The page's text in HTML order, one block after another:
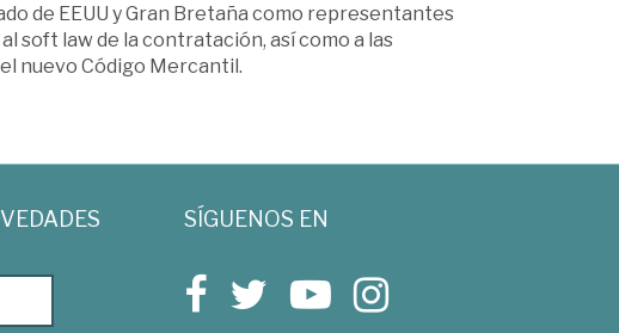
de EEUU y Gran Bretaña como representantes
soft law de la contratación, así como a las
nuevo Código Mercantil.
SÍGUENOS EN